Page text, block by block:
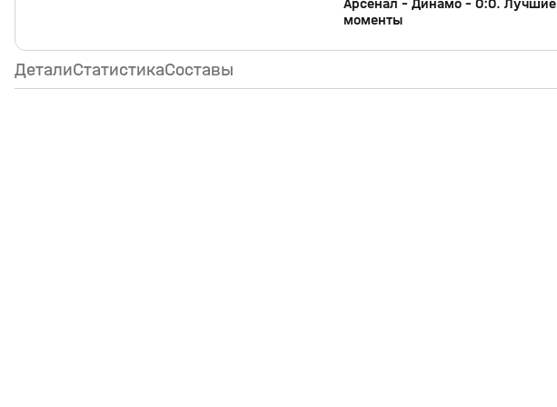
моменты
Детали Статистика Составы